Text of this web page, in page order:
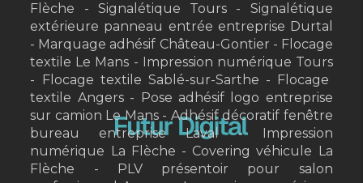
Flèche
Signalétique Tours
Signalétique
extérieure panneau entrée entreprise Durtal
Marquage adhésif Château-Gontier
Flocage
textile Le Mans
Impression numérique Tours
Flocage textile Sablé-sur-Sarthe
Flocage
textile Angers
Pose adhésif logo entreprise
sur camion Le Mans
Adhésif décoratif fenêtre
bureau entreprise Laval
Impression
numérique La Flèche
Covering véhicule La
Flèche
PLV présentoir pour salon